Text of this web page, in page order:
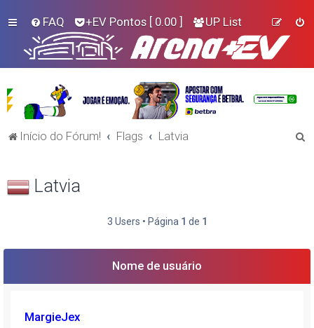
FAQ +EV Pontos [ 0.00 ] UP List
Início do Fórum! Flags Latvia
s
Latvia
3 Users • Página 1 de 1
Nome de usuário
MargieJex